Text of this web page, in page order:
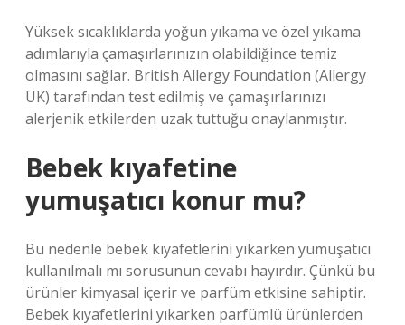
Yüksek sıcaklıklarda yoğun yıkama ve özel yıkama
adımlarıyla çamaşırlarınızın olabildiğince temiz
olmasını sağlar. British Allergy Foundation (Allergy
UK) tarafından test edilmiş ve çamaşırlarınızı
alerjenik etkilerden uzak tuttuğu onaylanmıştır.
Bebek kıyafetine
yumuşatıcı konur mu?
Bu nedenle bebek kıyafetlerini yıkarken yumuşatıcı
kullanılmalı mı sorusunun cevabı hayırdır. Çünkü bu
ürünler kimyasal içerir ve parfüm etkisine sahiptir.
Bebek kıyafetlerini yıkarken parfümlü ürünlerden